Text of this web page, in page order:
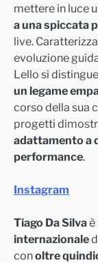
mettere in luce
a una spiccata
live.
evoluzione
Lello si
un legame
corso della sua
progetti
adattamento a
performance.
Instagram
Tiago Da Silvaè
internazionale
conoltre